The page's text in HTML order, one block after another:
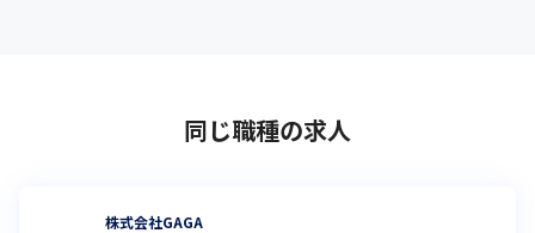
同じ職種の求人
株式会社GAGA